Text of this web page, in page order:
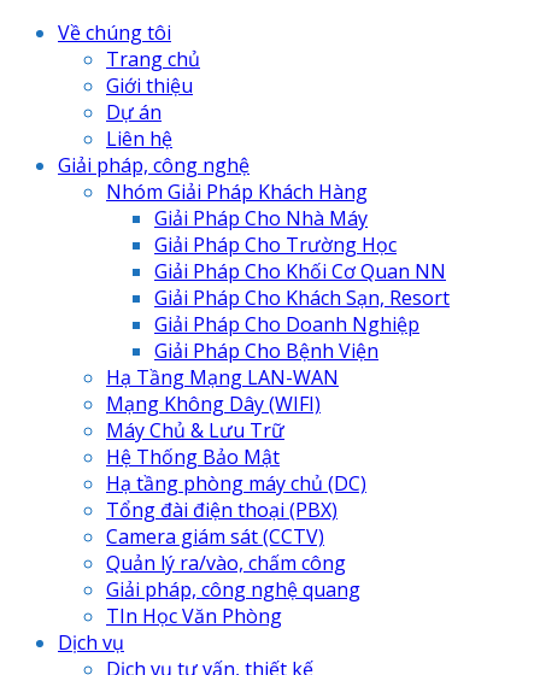
Về chúng tôi
Trang chủ
Giới thiệu
Dự án
Liên hệ
Giải pháp, công nghệ
Nhóm Giải Pháp Khách Hàng
Giải Pháp Cho Nhà Máy
Giải Pháp Cho Trường Học
Giải Pháp Cho Khối Cơ Quan NN
Giải Pháp Cho Khách Sạn, Resort
Giải Pháp Cho Doanh Nghiệp
Giải Pháp Cho Bệnh Viện
Hạ Tầng Mạng LAN-WAN
Mạng Không Dây (WIFI)
Máy Chủ & Lưu Trữ
Hệ Thống Bảo Mật
Hạ tầng phòng máy chủ (DC)
Tổng đài điện thoại (PBX)
Camera giám sát (CCTV)
Quản lý ra/vào, chấm công
Giải pháp, công nghệ quang
TIn Học Văn Phòng
Dịch vụ
Dịch vụ tư vấn, thiết kế